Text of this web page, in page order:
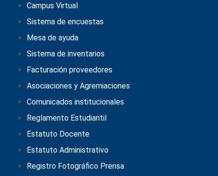
Campus Virtual
Sistema de encuestas
Mesa de ayuda
Sistema de inventarios
Facturación proveedores
Asociaciones y Agremiaciones
Comunicados institucionales
Reglamento Estudiantil
Estatuto Docente
Estatuto Administrativo
Registro Fotográfico Prensa